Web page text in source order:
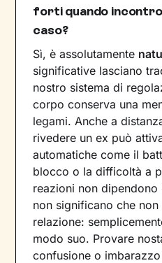
forti quando incontro
caso?
Sì, è assolutamente
significative lasciano
nostro sistema di
corpo conserva una
legami. Anche a
rivedere un ex può
automatiche come il
blocco o la difficoltà a
reazioni non
non significano che non
relazione:
modo suo. Provare
confusione o